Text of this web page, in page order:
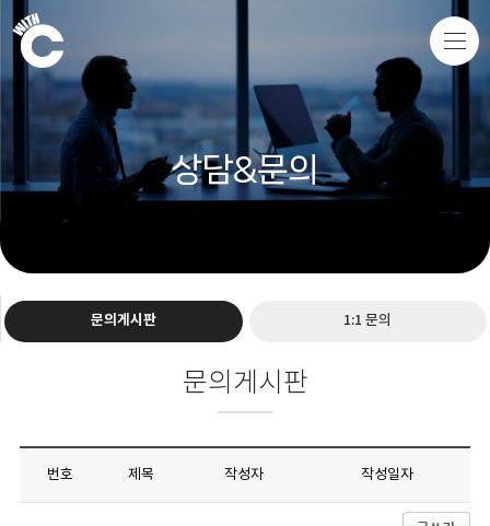
상담&문의
문의게시판 1:1 문의
문의게시판
번호 제목 작성자 작성일자